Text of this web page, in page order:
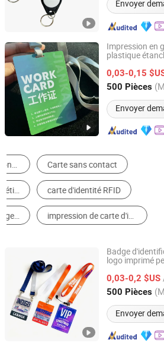
Envoyer
Impression en
plastique
0,03-0,15
500 Pièces
Envoyer
Chongqing Colorful Technology Co.,
Chongqing, China
Carte RFID
Carte à Puce
Bracelet RFID Tag RFID
Badge
logo imprimé
0,03-0,2 $US
500 Pièces
Envoyer
Chongqing Colorful Technology Co.,
Chongqing, China